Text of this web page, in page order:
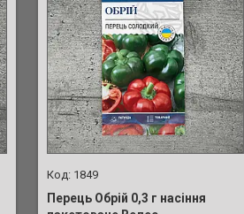
1849
Перець Обрій 0,3 г насіння